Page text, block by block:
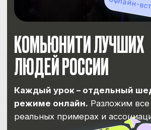
ЗАНЯТЬ МЕСТО
ГОТОВЬСЯ С НАМИ КОМПЛЕКСНО
И ОКАЖИСЬ НА БЮДЖЕТЕ В ВУЗЕ
МЕЧТЫ